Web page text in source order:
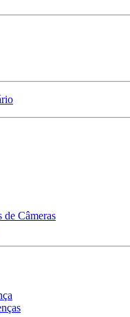
de Câmeras